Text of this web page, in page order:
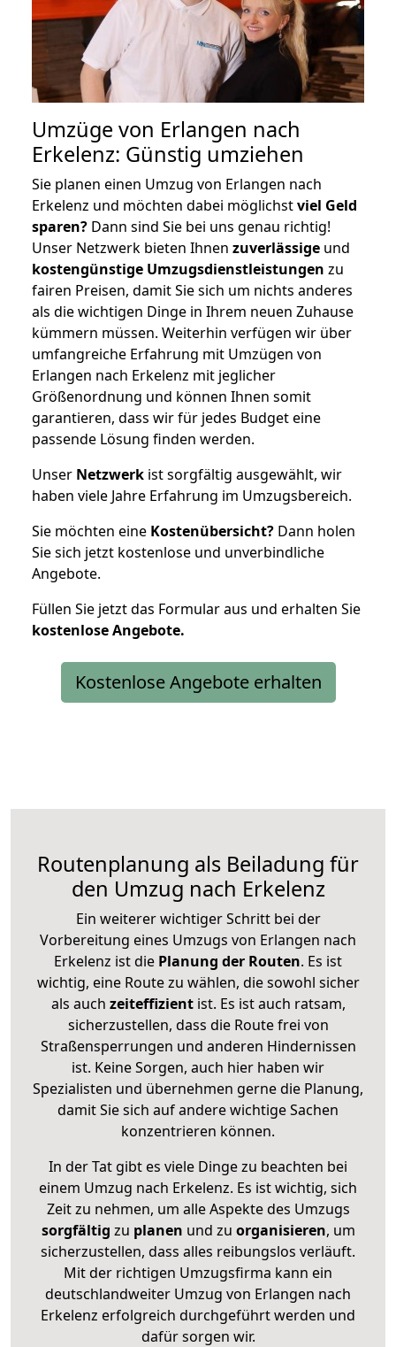
Umzüge von Erlangen nach
Erkelenz: Günstig umziehen
Sie planen einen Umzug von Erlangen nach
Erkelenz und möchten dabei möglichstviel Geld
sparen? Dann sind Sie bei uns genau richtig!
Unser Netzwerk bieten Ihnen zuverlässige und
kostengünstige Umzugsdienstleistungen zu
fairen Preisen, damit Sie sich um nichts anderes
als die wichtigen Dinge in Ihrem neuen Zuhause
kümmern müssen. Weiterhin verfügen wir über
umfangreiche Erfahrung mit Umzügen von
Erlangen nach Erkelenz mit jeglicher
Größenordnung und können Ihnen somit
garantieren, dass wir für jedes Budget eine
passende Lösung finden werden.
Unser Netzwerk ist sorgfältig ausgewählt, wir
haben viele Jahre Erfahrung im Umzugsbereich.
Sie möchten eine Kostenübersicht? Dann holen
Sie sich jetzt kostenlose und unverbindliche
Angebote.
Füllen Sie jetzt das Formular aus und erhalten Sie
kostenloseAngebote.
Kostenlose Angebote erhalten
Routenplanung als Beiladung für
den Umzug nach Erkelenz
Ein weiterer wichtiger Schritt bei der
Vorbereitung eines Umzugs von Erlangen nach
Erkelenz ist die Planung der Routen. Es ist
wichtig, eine Route zu wählen, die sowohl sicher
als auch zeiteffizientist. Es ist auch ratsam,
sicherzustellen, dass die Route frei von
Straßensperrungen und anderen Hindernissen
ist. Keine Sorgen, auch hier haben wir
Spezialisten und übernehmen gerne die Planung,
damit Sie sich auf andere wichtige Sachen
konzentrieren können.
In der Tat gibt es viele Dinge zu beachten bei
einem Umzug nach Erkelenz. Es ist wichtig, sich
Zeit zu nehmen, um alle Aspekte des Umzugs
sorgfältig zu planen und zu organisieren, um
sicherzustellen, dass alles reibungslos verläuft.
Mit der richtigen Umzugsfirma kann ein
deutschlandweiter Umzug von Erlangen nach
Erkelenz erfolgreich durchgeführt werden und
dafür sorgen wir.